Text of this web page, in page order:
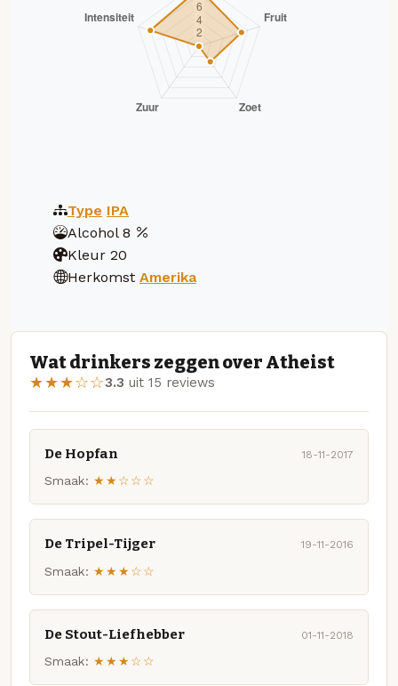
Type IPA
Alcohol 8
Kleur 20
Herkomst Amerika
Wat drinkers zeggen over Atheist
★★★☆☆3.3 uit 15 reviews
De Hopfan 18-11-2017
Smaak: ★★☆☆☆
De Tripel-Tijger 19-11-2016
Smaak: ★★★☆☆
De Stout-Liefhebber 01-11-2018
Smaak: ★★★☆☆